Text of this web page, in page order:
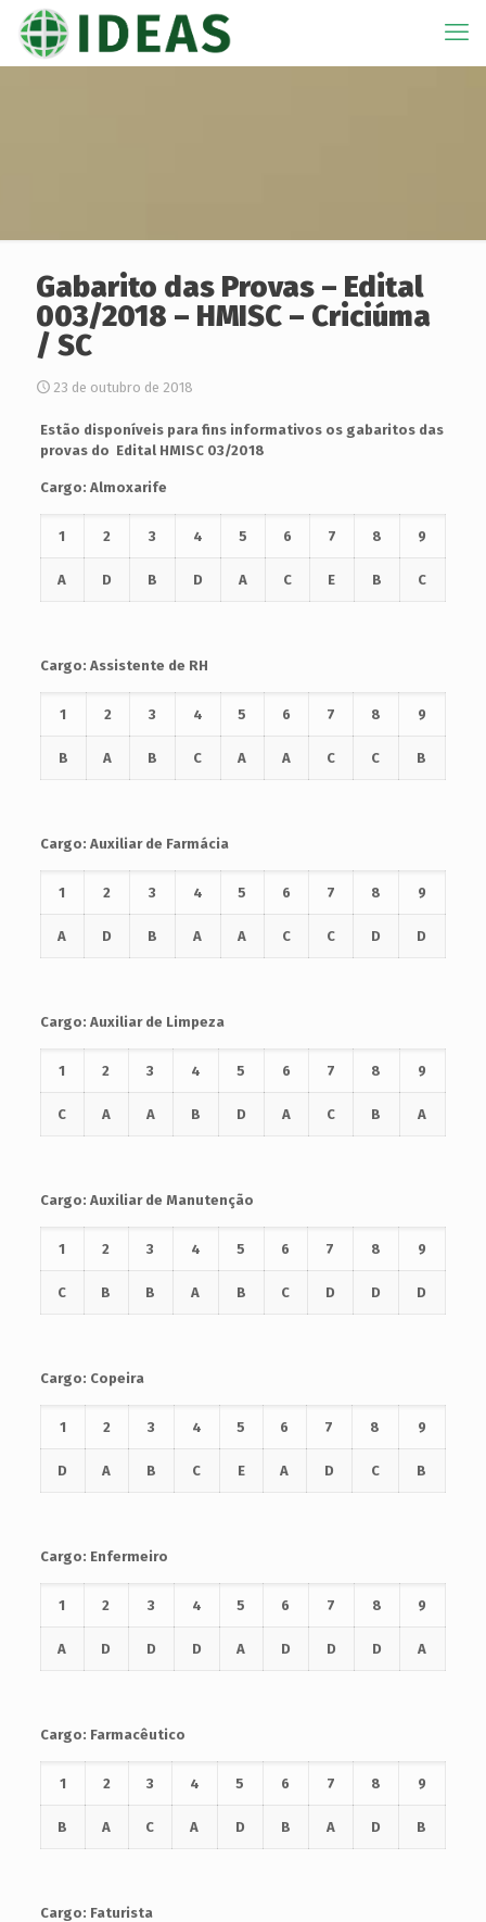
Gabarito das Provas – Edital
003/2018 – HMISC – Criciúma
/ SC
23 de outubro de 2018
Estão disponíveis para fins informativos os gabaritos das
provas do Edital HMISC 03/2018
Cargo: Almoxarife
1 2 3 4 5 6 7 8 9
A D B D A C E B C
Cargo: Assistente de RH
1 2 3 4 5 6 7 8 9
B A B C A A C C B
Cargo: Auxiliar de Farmácia
1 2 3 4 5 6 7 8 9
A D B A A C C D D
Cargo: Auxiliar de Limpeza
1 2 3 4 5 6 7 8 9
C A A B D A C B A
Cargo: Auxiliar de Manutenção
1 2 3 4 5 6 7 8 9
C B B A B C D D D
Cargo: Copeira
1 2 3 4 5 6 7 8 9
D A B C E A D C B
Cargo: Enfermeiro
1 2 3 4 5 6 7 8 9
A D D D A D D D A
Cargo: Farmacêutico
1 2 3 4 5 6 7 8 9
B A C A D B A D B
Cargo: Faturista